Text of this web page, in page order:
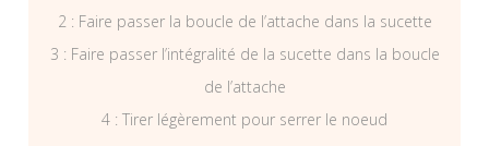
2 : Faire passer la boucle de l’attache dans la sucette
3 : Faire passer l’intégralité de la sucette dans la boucle
de l’attache
4 : Tirer légèrement pour serrer le noeud